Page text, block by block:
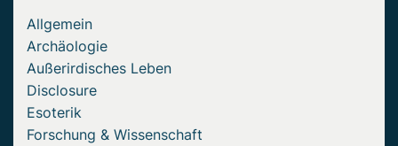
Allgemein
Archäologie
Außerirdisches Leben
Disclosure
Esoterik
Forschung & Wissenschaft